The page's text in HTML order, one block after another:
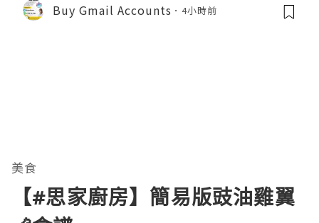
Buy Gmail Accounts 4小時前
美食
【#思家廚房】簡易版豉油雞翼